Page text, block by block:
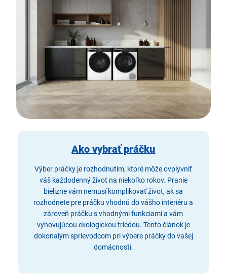
Ako vybrať práčku
Výber práčky je rozhodnutím, ktoré môže ovplyvniť
váš každodenný život na niekoľko rokov. Pranie
bielizne vám nemusí komplikovať život, ak sa
rozhodnete pre práčku vhodnú do vášho interiéru a
zároveň práčku s vhodnými funkciami a vám
vyhovujúcou ekologickou triedou. Tento článok je
dokonalým sprievodcom pri výbere práčky do vašej
domácnosti.